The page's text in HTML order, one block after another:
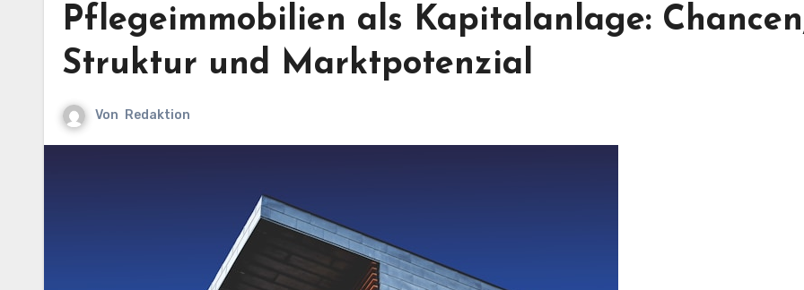
Pflegeimmobilien als Kapitalanlage:
Struktur und Marktpotenzial
Von Redaktion